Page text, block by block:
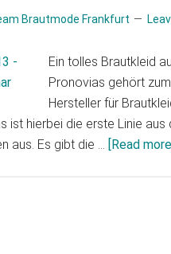
Brautmode Frankfurt
Ein tolles Brautkleid
Pronovias gehört
Hersteller für
ist hierbei die erste Linie
aus. Es gibt die … [Read